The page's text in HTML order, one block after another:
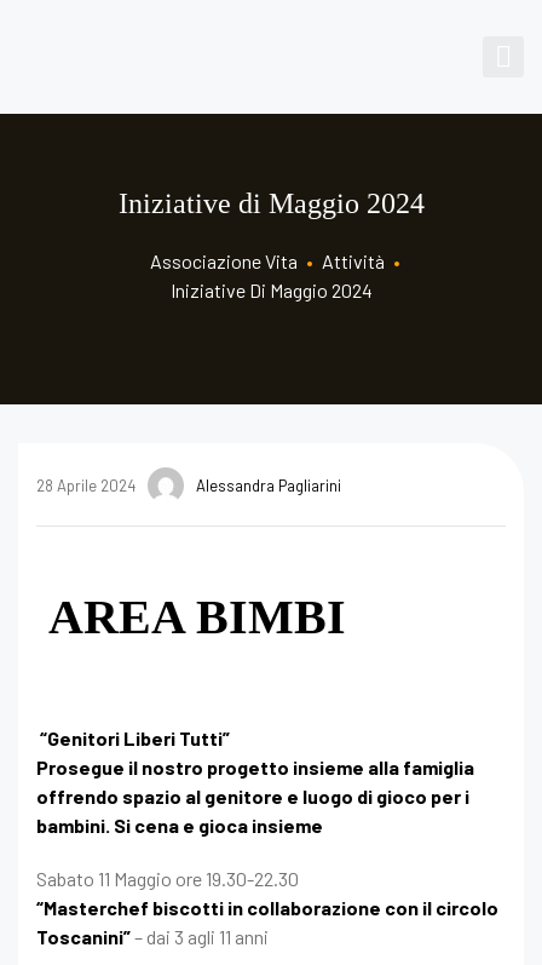
Iniziative di Maggio 2024
Associazione Vita • Attività •
Iniziative Di Maggio 2024
28 Aprile 2024 Alessandra Pagliarini
AREA BIMBI
“Genitori Liberi Tutti”
Prosegue il nostro progetto insieme alla famiglia
offrendo spazio al genitore e luogo di gioco per i
bambini. Si cena e gioca insieme
Sabato 11 Maggio ore 19.30-22.30
“Masterchef biscotti in collaborazione con il circolo
Toscanini”– dai 3 agli 11 anni